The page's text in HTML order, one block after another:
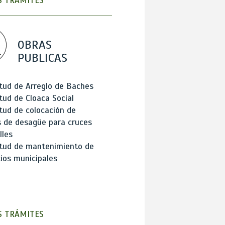
OBRAS
PUBLICAS
de Arreglo de Baches
de Cloaca Social
de colocación de
de desagüe para cruces
de mantenimiento de
municipales
TRÁMITES